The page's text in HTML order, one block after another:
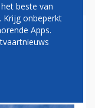
NAAR
beste van
Krijg onbeperkt
Apps.